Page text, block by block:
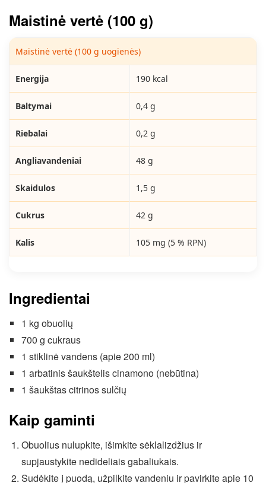
Maistinė vertė (100 g)
Maistinė vertė (100 g uogienės)
Energija 190 kcal
Baltymai 0,4 g
Riebalai 0,2 g
Angliavandeniai 48 g
Skaidulos 1,5 g
Cukrus 42 g
Kalis 105 mg (5 % RPN)
Ingredientai
1 kg obuolių
700 g cukraus
1 stiklinė vandens (apie 200 ml)
1 arbatinis šaukštelis cinamono (nebūtina)
1 šaukštas citrinos sulčių
Kaip gaminti
Obuolius nulupkite, išimkite sėklalizdžius ir
supjaustykite nedideliais gabaliukais.
Sudėkite į puodą, užpilkite vandeniu ir pavirkite apie 10